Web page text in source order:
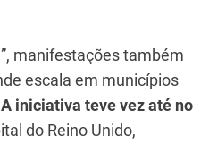
manifestações também
escala em municípios
A iniciativa teve vez até no
do Reino Unido,